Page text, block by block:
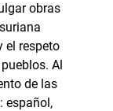
obras
el respeto
Al
de las
español,